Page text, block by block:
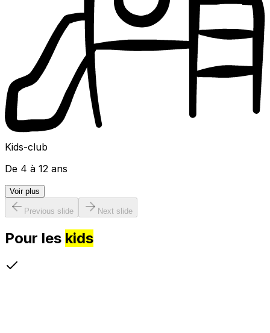
Kids-club
De 4 à 12 ans
Voir plus
Previous slide Next slide
Pour les kids